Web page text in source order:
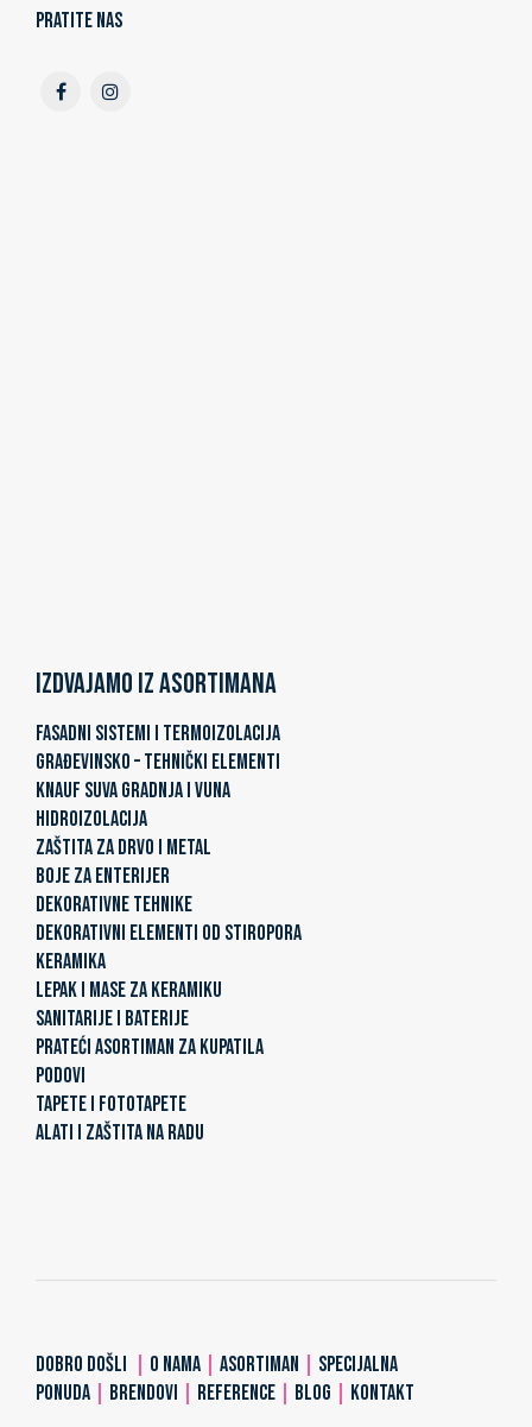
Pratite nas
Izdvajamo iz asortimana
FASADNI SISTEMI I TERMOIZOLACIJA
GRAĐEVINSKO – TEHNIČKI ELEMENTI
KNAUF SUVA GRADNJA I VUNA
HIDROIZOLACIJA
ZAŠTITA ZA DRVO I METAL
BOJE ZA ENTERIJER
DEKORATIVNE TEHNIKE
DEKORATIVNI ELEMENTI OD STIROPORA
KERAMIKA
LEPAK I MASE ZA KERAMIKU
SANITARIJE I BATERIJE
PRATEĆI ASORTIMAN ZA KUPATILA
PODOVI
TAPETE I FOTOTAPETE
ALATI I ZAŠTITA NA RADU
DOBRO DOŠLI O NAMA ASORTIMAN
SPECIJALNA
PONUDA
BRENDOVI REFERENCE BLOG KONTAKT